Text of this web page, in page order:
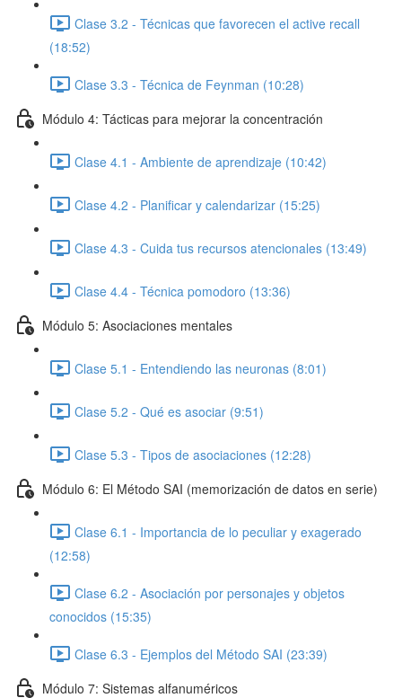
Clase 3.2 - Técnicas que favorecen el active recall
(18:52)
Clase 3.3 - Técnica de Feynman (10:28)
Módulo 4: Tácticas para mejorar la concentración
Clase 4.1 - Ambiente de aprendizaje (10:42)
Clase 4.2 - Planificar y calendarizar (15:25)
Clase 4.3 - Cuida tus recursos atencionales (13:49)
Clase 4.4 - Técnica pomodoro (13:36)
Módulo 5: Asociaciones mentales
Clase 5.1 - Entendiendo las neuronas (8:01)
Clase 5.2 - Qué es asociar (9:51)
Clase 5.3 - Tipos de asociaciones (12:28)
Módulo 6: El Método SAI (memorización de datos en serie)
Clase 6.1 - Importancia de lo peculiar y exagerado
(12:58)
Clase 6.2 - Asociación por personajes y objetos
conocidos (15:35)
Clase 6.3 - Ejemplos del Método SAI (23:39)
Módulo 7: Sistemas alfanuméricos